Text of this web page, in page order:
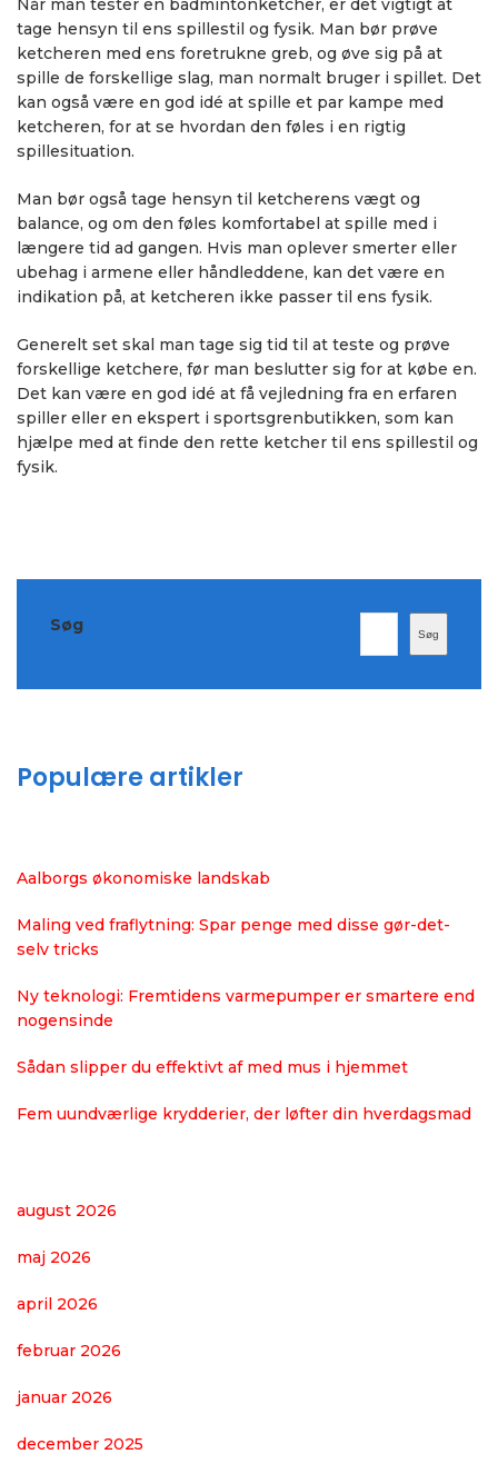
Når man tester en badmintonketcher, er det vigtigt at
tage hensyn til ens spillestil og fysik. Man bør prøve
ketcheren med ens foretrukne greb, og øve sig på at
spille de forskellige slag, man normalt bruger i spillet. Det
kan også være en god idé at spille et par kampe med
ketcheren, for at se hvordan den føles i en rigtig
spillesituation.
Man bør også tage hensyn til ketcherens vægt og
balance, og om den føles komfortabel at spille med i
længere tid ad gangen. Hvis man oplever smerter eller
ubehag i armene eller håndleddene, kan det være en
indikation på, at ketcheren ikke passer til ens fysik.
Generelt set skal man tage sig tid til at teste og prøve
forskellige ketchere, før man beslutter sig for at købe en.
Det kan være en god idé at få vejledning fra en erfaren
spiller eller en ekspert i sportsgrenbutikken, som kan
hjælpe med at finde den rette ketcher til ens spillestil og
fysik.
Søg Søg
Populære artikler
Aalborgs økonomiske landskab
Maling ved fraflytning: Spar penge med disse gør-det-
selv tricks
Ny teknologi: Fremtidens varmepumper er smartere end
nogensinde
Sådan slipper du effektivt af med mus i hjemmet
Fem uundværlige krydderier, der løfter din hverdagsmad
august 2026
maj 2026
april 2026
februar 2026
januar 2026
december 2025